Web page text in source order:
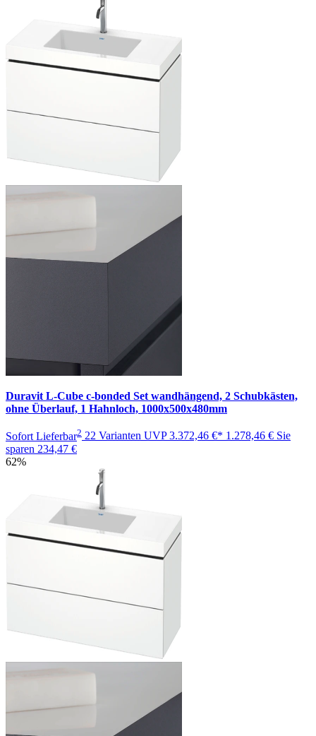
Duravit L-Cube c-bonded Set wandhängend, 2 Schubkästen,
ohne Überlauf, 1 Hahnloch, 1000x500x480mm
Sofort Lieferbar2 22 Varianten UVP3.372,46 €* 1.278,46 € Sie
sparen 234,47 €
62%